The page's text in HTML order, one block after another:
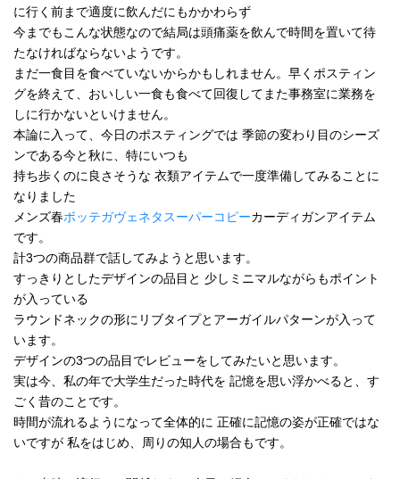
に行く前まで適度に飲んだにもかかわらず
今までもこんな状態なので結局は頭痛薬を飲んで時間を置いて待
たなければならないようです。
まだ一食目を食べていないからかもしれません。早くポスティン
グを終えて、おいしい一食も食べて回復してまた事務室に業務を
しに行かないといけません。
本論に入って、今日のポスティングでは 季節の変わり目のシーズ
ンである今と秋に、特にいつも
持ち歩くのに良さそうな 衣類アイテムで一度準備してみることに
なりました
メンズ春ボッテガヴェネタスーパーコピーカーディガンアイテム
です。
計3つの商品群で話してみようと思います。
すっきりとしたデザインの品目と 少しミニマルながらもポイント
が入っている
ラウンドネックの形にリブタイプとアーガイルパターンが入って
います。
デザインの3つの品目でレビューをしてみたいと思います。
実は今、私の年で大学生だった時代を 記憶を思い浮かべると、す
ごく昔のことです。
時間が流れるようになって全体的に 正確に記憶の姿が正確ではな
いですが 私をはじめ、周りの知人の場合もです。